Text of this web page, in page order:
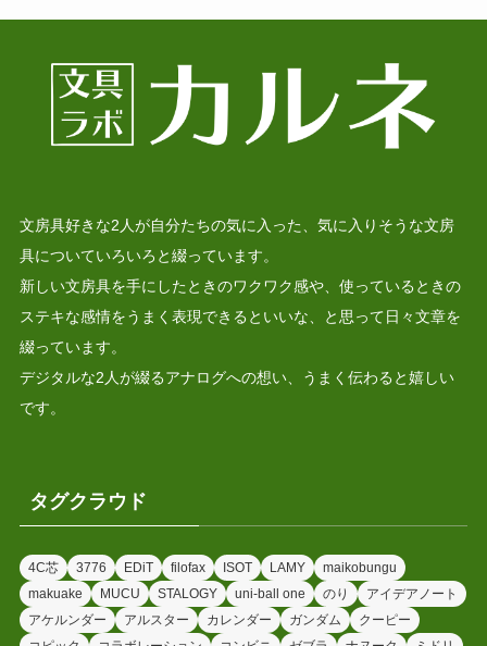
文房具好きな2人が自分たちの気に入った、気に入りそうな文房
具についていろいろと綴っています。
新しい文房具を手にしたときのワクワク感や、使っているときの
ステキな感情をうまく表現できるといいな、と思って日々文章を
綴っています。
デジタルな2人が綴るアナログへの想い、うまく伝わると嬉しい
です。
タグクラウド
4C芯 3776 EDiT filofax ISOT LAMY
maikobungu
makuake
MUCU STALOGY uni-ball one のり
アイデアノート
アケルンダー
アルスター カレンダー ガンダム
クーピー